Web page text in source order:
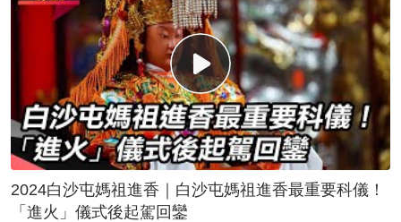
2024白沙屯媽祖進香｜白沙屯媽祖進香最重要科儀！
「進火」儀式後起駕回鑾